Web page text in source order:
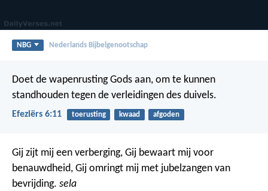
NBG Nederlands Bijbelgenootschap
Doet de wapenrusting Gods aan, om te kunnen
standhouden tegen de verleidingen des duivels.
Efeziërs 6:11 toerusting kwaad afgoden
Gij zijt mij een verberging, Gij bewaart mij voor
benauwdheid, Gij omringt mij met jubelzangen van
bevrijding. sela